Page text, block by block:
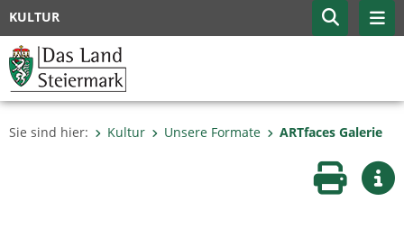
KULTUR
Sie sind hier: Kultur Unsere Formate ARTfaces Galerie
Seite